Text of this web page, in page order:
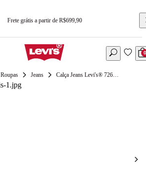
Frete grátis a partir de R$699,90
0
Roupas Jeans Calça Jeans Levi's® 726® High Rise Flare Layered Lavagem Clara